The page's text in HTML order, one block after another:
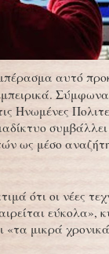
αυτό
Ηνωμένες
ως μέσο
ότι οι νέες
εύκολα»,
«τα μικρά